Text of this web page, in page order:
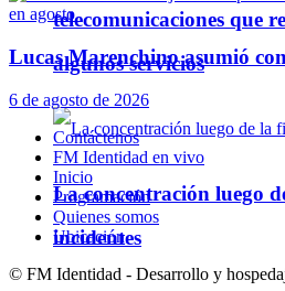
telecomunicaciones que
algunos servicios
La concentración luego
incidentes
Lucas Marenchino asumió
6 de agosto de 2026
Contáctenos
FM Identidad en vivo
Inicio
Programación
Quienes somos
Ubicación
© FM Identidad - Desarrollo y